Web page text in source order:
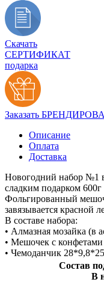
Скачать
СЕРТИФИКАТ
подарка
Заказать
Описание
Оплата
Доставка
Новогодний набор №1
сладким подарком 600г
Фольгированный
завязывается красной
В составе набора:
• Алмазная мозайка (в
• Мешочек с
• Чемоданчик 28*9,8*25
Состав
В